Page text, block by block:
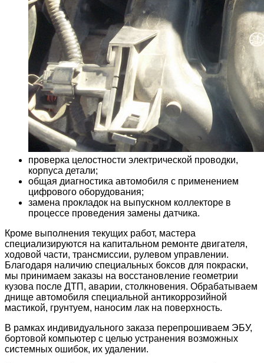
проверка целостности электрической проводки,
корпуса детали;
общая диагностика автомобиля с применением
цифрового оборудования;
замена прокладок на выпускном коллекторе в
процессе проведения замены датчика.
Кроме выполнения текущих работ, мастера
специализируются на капитальном ремонте двигателя,
ходовой части, трансмиссии, рулевом управлении.
Благодаря наличию специальных боксов для покраски,
мы принимаем заказы на восстановление геометрии
кузова после ДТП, аварии, столкновения. Обрабатываем
днище автомобиля специальной антикоррозийной
мастикой, грунтуем, наносим лак на поверхность.
В рамках индивидуального заказа перепрошиваем ЭБУ,
бортовой компьютер с целью устранения возможных
системных ошибок, их удалении.